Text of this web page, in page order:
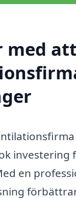
med
investering
en